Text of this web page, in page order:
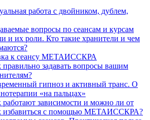
работа с двойником, дублем,
вопросы по сеансам и курсам
и их роли. Кто такие хранители и чем
к сеансу МЕТАИССКРА
правильно задавать вопросы вашим
гипноз и активный транс. О
«на пальцах»
работают зависимости и можно ли от
избавиться с помощью МЕТАИССКРА?